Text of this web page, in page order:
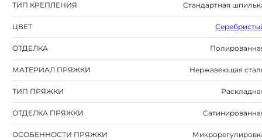
ТИП КРЕПЛЕНИЯ Стандартная
ЦВЕТ
ОТДЕЛКА
МАТЕРИАЛ ПРЯЖКИ Нержавеющая
ТИП ПРЯЖКИ
ОТДЕЛКА ПРЯЖКИ
ОСОБЕННОСТИ ПРЯЖКИ